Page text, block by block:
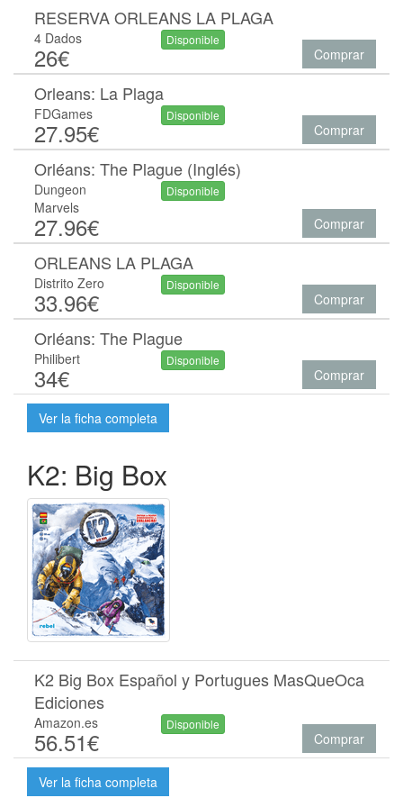
RESERVA ORLEANS LA PLAGA
4 Dados
26€
Disponible
Comprar
Orleans: La Plaga
FDGames
27.95€
Disponible
Comprar
Orléans: The Plague (Inglés)
Dungeon
Marvels
27.96€
Disponible
Comprar
ORLEANS LA PLAGA
Distrito Zero
33.96€
Disponible
Comprar
Orléans: The Plague
Philibert
34€
Disponible
Comprar
Ver la ficha completa
K2: Big Box
K2 Big Box Español y Portugues MasQueOca
Ediciones
Amazon.es
56.51€
Disponible
Comprar
Ver la ficha completa